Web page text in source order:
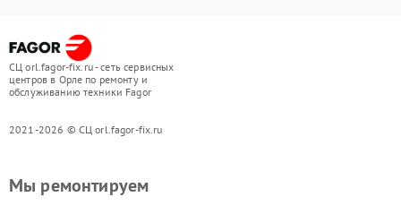
СЦ orl.fagor-fix.ru - сеть сервисных
центров в Орле по ремонту и
обслуживанию техники Fagor
2021-2026 © СЦ orl.fagor-fix.ru
Мы ремонтируем